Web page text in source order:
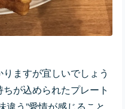
ますが宜しいでしょう
が込められたプレート